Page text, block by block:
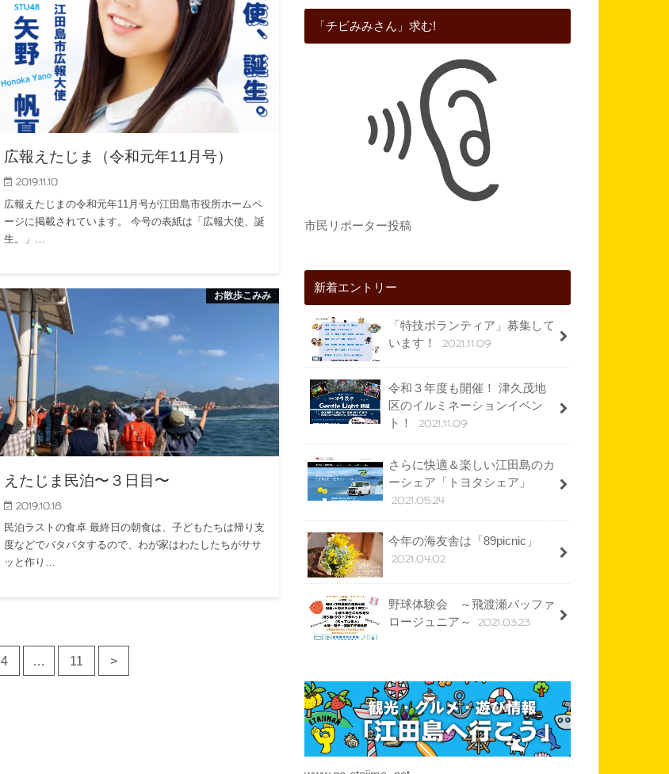
広報えたじま（令和元年11月号）
2019.11.10
広報えたじまの令和元年11月号が江田島市役所ホームペ
ージに掲載されています。 今号の表紙は「広報大使、誕
生。」…
お散歩こみみ
えたじま民泊〜３日目〜
2019.10.18
民泊ラストの食卓 最終日の朝食は、子どもたちは帰り支
度などでバタバタするので、わが家はわたしたちがササ
ッと作り…
4 … 11 >
「チビみみさん」求む!
市民リポーター投稿
新着エントリー
「特技ボランティア」募集して
います！
2021.11.09
令和３年度も開催！ 津久茂地
区のイルミネーションイベン
ト！
2021.11.09
さらに快適＆楽しい江田島のカ
ーシェア「トヨタシェア」
2021.05.24
今年の海友舎は「89picnic」
2021.04.02
野球体験会 ～飛渡瀬バッファ
ロージュニア～
2021.03.23